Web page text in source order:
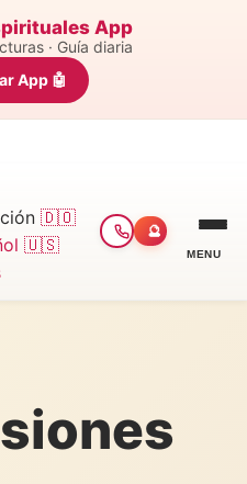
App
· Guía diaria
App 🤖
🇩🇴
🇺🇸
🔮
MENU